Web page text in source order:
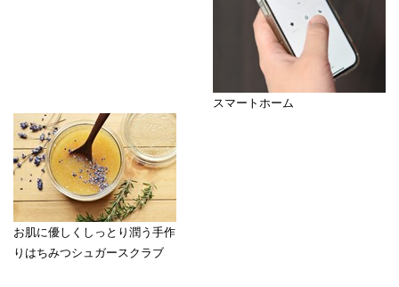
スマートホーム
お肌に優しくしっとり潤う手作
りはちみつシュガースクラブ